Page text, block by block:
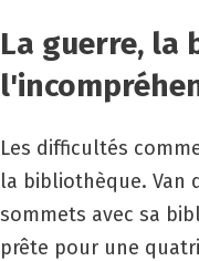
La guerre, la
Les difficultés
la bibliothèque. Van
sommets avec sa
prête pour une